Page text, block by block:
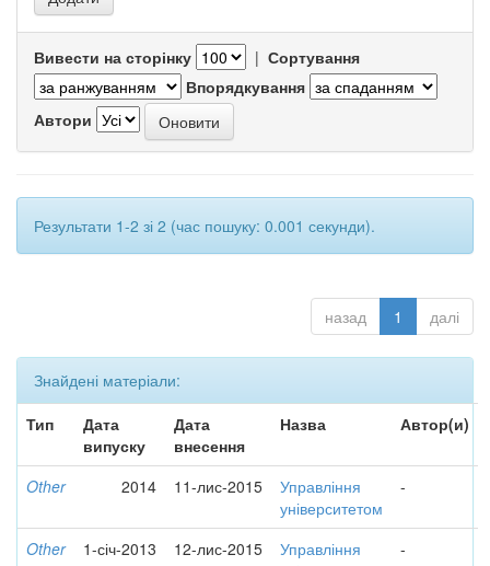
Вивести на сторінку | Сортування
Впорядкування
Автори
Результати 1-2 зі 2 (час пошуку: 0.001 секунди).
назад 1 далі
Знайдені матеріали:
Тип
Дата
випуску
Дата
внесення
Назва Автор(и)
Other 2014 11-лис-2015
Управління
університетом
-
Other 1-січ-2013 12-лис-2015
Управління
-